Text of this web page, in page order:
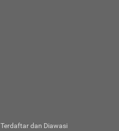
Terdaftar dan Diawasi